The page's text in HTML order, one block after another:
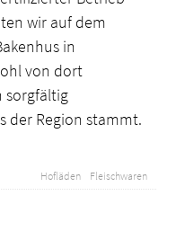
wir auf dem
in
von dort
sorgfältig
der Region stammt.
Hofläden Fleischwaren